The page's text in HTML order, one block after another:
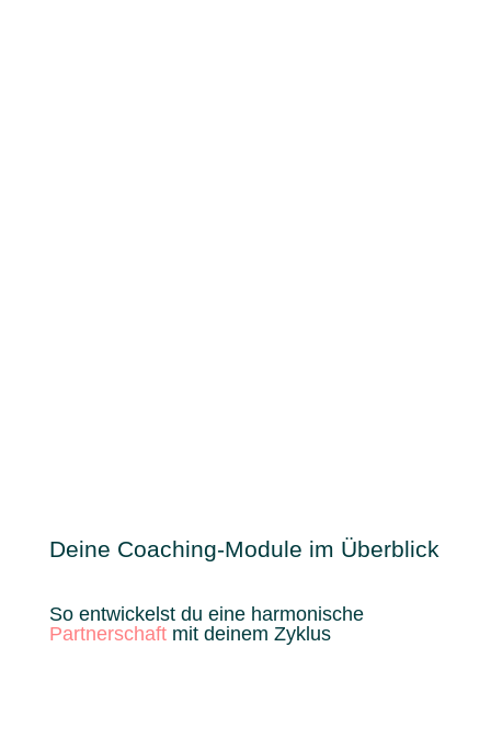
Deine Coaching-Module im Überblick
So entwickelst du eine harmonische
Partnerschaftmit deinem Zyklus